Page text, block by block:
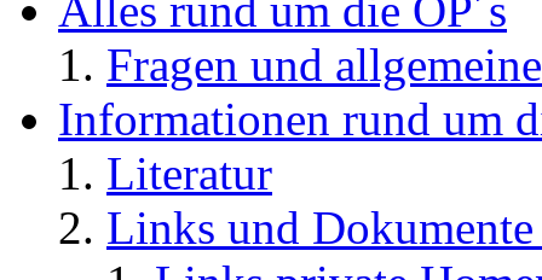
Alles rund um die OP´s
Fragen und
Informationen rund um
Literatur
Links und